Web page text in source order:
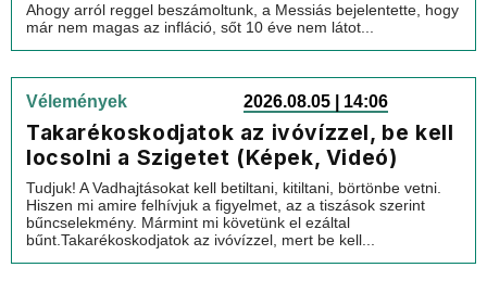
Ahogy arról reggel beszámoltunk, a Messiás bejelentette, hogy
már nem magas az infláció, sőt 10 éve nem látot...
Vélemények 2026.08.05 | 14:06
Takarékoskodjatok az ivóvízzel, be kell
locsolni a Szigetet (Képek, Videó)
Tudjuk! A Vadhajtásokat kell betiltani, kitiltani, börtönbe vetni.
Hiszen mi amire felhívjuk a figyelmet, az a tiszások szerint
bűncselekmény. Mármint mi követünk el ezáltal
bűnt.Takarékoskodjatok az ivóvízzel, mert be kell...